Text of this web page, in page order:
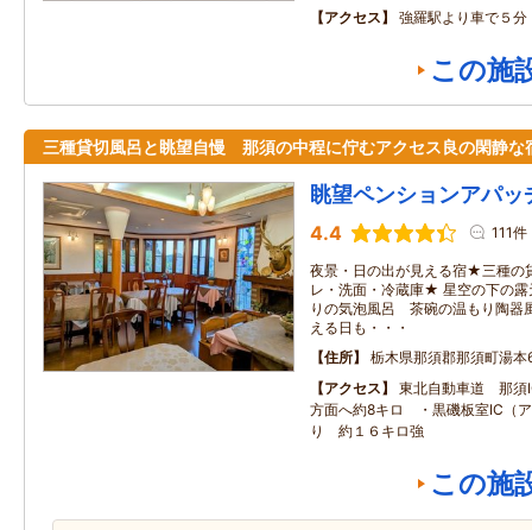
アクセス
強羅駅より車で５分
この施
三種貸切風呂と眺望自慢 那須の中程に佇むアクセス良の閑静
眺望ペンションアパッ
4.4 111件
夜景・日の出が見える宿★三種
レ・洗面・冷蔵庫★ 星空の下の
りの気泡風呂 茶碗の温もり陶器
える日も・・・
住所
栃木県那須郡那須町湯
アクセス
東北自動車道 那
方面へ約8キロ ・黒磯板室IC（
り 約１６キロ強
この施